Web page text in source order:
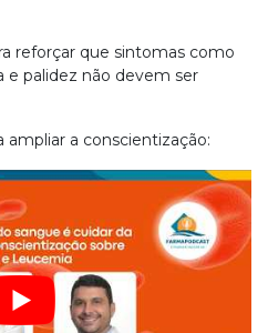
reforçar que sintomas como
e palidez não devem ser
ampliar a conscientização: